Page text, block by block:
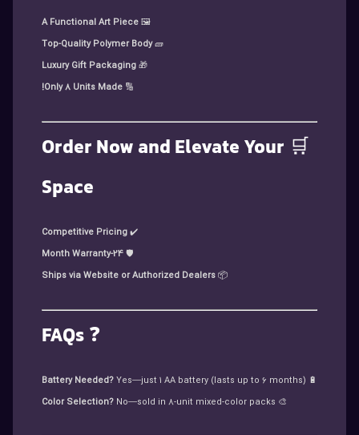
🖼️
A Functional Art Piece
🧱
Top-Quality Polymer Body
🎁
Luxury Gift Packaging
🔢
Only 8 Units Made!
🛒
Order Now and Elevate Your
Space
✔️
Competitive Pricing
🛡️
24-Month Warranty
📦
Ships via Website or Authorized Dealers
❓
FAQs
🔋
Battery Needed?Yes—just 1 AA battery (lasts up to 6 months)
🎨
Color Selection? No—sold in 8-unit mixed-color packs